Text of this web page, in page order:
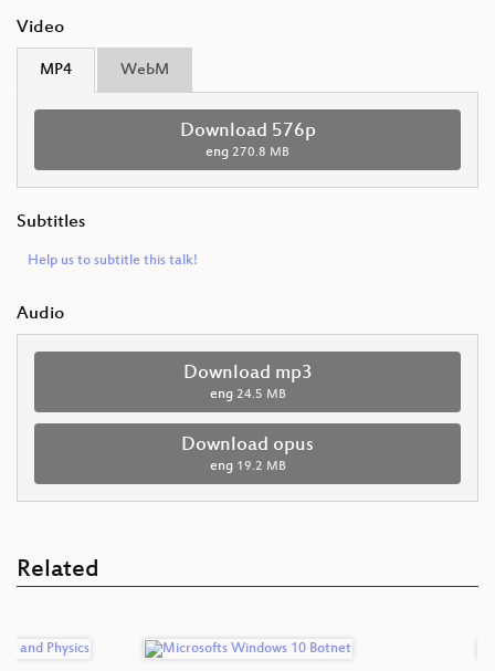
Video
MP4 WebM
Download 576p
eng 270.8 MB
Subtitles
Help us to subtitle this talk!
Audio
Download mp3
eng 24.5 MB
Download opus
eng 19.2 MB
Related